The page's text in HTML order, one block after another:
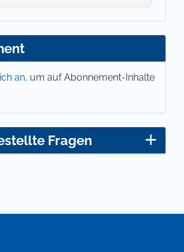
an, um auf Abonnement-Inhalte
Fragen